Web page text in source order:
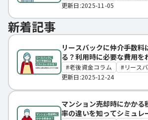
更新日:2025-11-05
新着記事
リースバックに仲介手数料
る？利用時に必要な費用を
老後資金コラム
リース
更新日:2025-12-24
マンション売却時にかかる
率の違いを知ってシミュレ